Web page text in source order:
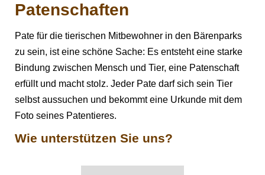
Patenschaften
Pate für die tierischen Mitbewohner in den Bärenparks
zu sein, ist eine schöne Sache: Es entsteht eine starke
Bindung zwischen Mensch und Tier, eine Patenschaft
erfüllt und macht stolz. Jeder Pate darf sich sein Tier
selbst aussuchen und bekommt eine Urkunde mit dem
Foto seines Patentieres.
Wie unterstützen Sie uns?